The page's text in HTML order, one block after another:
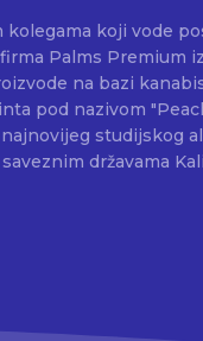
koji vode
na bazi
pod nazivom
studijskog
državama